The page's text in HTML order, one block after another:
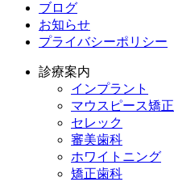
ブログ
お知らせ
プライバシーポリシー
診療案内
インプラント
マウスピース矯正
セレック
審美歯科
ホワイトニング
矯正歯科